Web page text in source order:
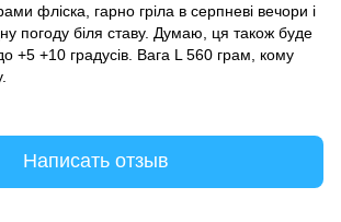
фліска, гарно гріла в серпневі вечори і
погоду біля ставу. Думаю, ця також буде
+5 +10 градусів. Вага L 560 грам, кому
Написать отзыв